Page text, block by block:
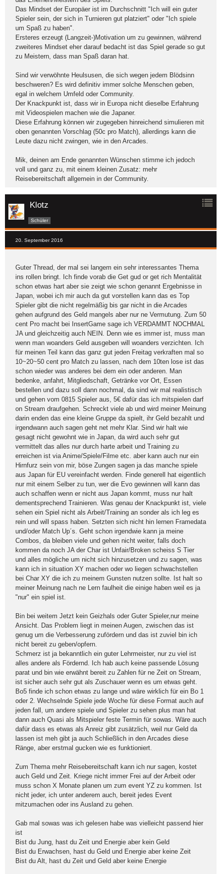
Das Mindset der Europäer ist im Durchschnitt "Ich will ein guter
Spieler sein, der sich in Turnieren gut platziert" oder "Ich spiele
um Spaß zu haben".
Ersteres erzeugt (Langzeit-)Motivation um zu gewinnen, während
zweiteres Mindset eher darauf bedacht ist das Spiel gerade so gut
zu Meistern, dass man Spaß daran hat.
Sind wir verwöhnte Heulsusen, die sich wegen jedem Blödsinn
beschweren? Es wird definitiv immer solche Menschen geben,
egal in welchem Umfeld oder Community.
Der Knackpunkt ist, dass wir in Europa nicht dieselbe Erfahrung
mit Videospielen machen wie die Japaner.
Diese Erfahrung können wir zugegeben hinreichend simulieren mit
oben genannten Vorschlag (50c pro Match), allerdings kann die
Leute dazu nicht zwingen, wie in den Arcades.
Mik, deinen am Ende genannten Wünschen stimme ich jedoch
voll und ganz zu, mit einem kleinen Zusatz: mehr
Reisebereitschaft allgemein in der Community.
Klotz
Schüler
20. September 2016
Guter Thread, der mal sei langem ein sehr interessantes Thema
ins rollen bringt. Ich finde vorab die Get gud or get rich Mentalität
schon etwas hart aber sie zeigt wie schon genannt Ergebnisse in
Japan, wobei ich mir auch da gut vorstellen kann das es Top
Spieler gibt die nicht regelmäßig bis gar nicht in die Arcades
gehen aufgrund des Geld mangels aber nur ne Vermutung. Zum 50
cent Pro macht bei InsertGame sage ich VERDAMMT NOCHMAL
JA und gleichzeitig auch NEIN. Denn wie es immer ist, muss man
wenn man woanders Geld ausgeben will woanders verzichten. Ich
für meinen Teil kann das ganz gut jeden Freitag verkraften mal so
10~20~50 cent pro Match zu lassen, nach dem 10ten lose ist das
schon wieder was anderes bei dem ein oder anderen. Man
bedenke, anfahrt, Mitgliedschaft, Getränke vor Ort, Essen
bestellen und dazu soll dann nochmal, da sind wir mal realistisch
und gehen vom 0815 Spieler aus, 5€ dafür das ich mitspielen darf
on Stream draufgehen. Schreckt viele ab und wird meiner Meinung
darin enden das eine kleine Gruppe da spielt, ihr Geld bezahlt und
irgendwann auch sagen geht net mehr Klar. Sind wir halt wie
gesagt nicht gewohnt wie in Japan, da wird auch sehr gut
vermittelt das alles nur durch harte arbeit und Training zu
erreichen ist via Anime/Spiele/Filme etc. aber kann auch nur ein
Hirnfurz sein von mir, böse Zungen sagen ja das manche spiele
aus Japan für EU vereinfacht werden. Finde generell hat eigentlich
nur mit einem Selber zu tun, wer die Evo gewinnen will kann das
auch schaffen wenn er nicht aus Japan kommt, muss nur halt
dementsprechend Trainieren. Was genau der Knackpunkt ist, viele
sehen ein Spiel nicht als Arbeit/Training an sonder als ich leg es
rein und will spass haben. Setzten sich nicht hin lernen Framedata
und/oder Match Up´s. Geht schon irgendwie kann ja meine
Combos, da bleiben viele und gehen nicht weiter, falls doch
kommen da noch JA der Char ist Unfair/Broken scheiss S Tier
und alles mögliche um nicht sich hinzusetzen und zu sagen, was
kann ich in situation XY machen oder wo liegen schwachstellen
bei Char XY die ich zu meinem Gunsten nutzen sollte. Ist halt so
meiner Meinung nach ne Lern faulheit die einige haben weil es ja
"nur" ein spiel ist.
Bin bei weitem Jetzt kein Geizhals oder Guter Spieler,nur meine
Ansicht. Das Problem liegt in meinen Augen, zwischen das ist
genug um die Verbesserung zufördern und das ist zuviel bin ich
nicht bereit zu geben/opfern.
Schmerz ist ja bekanntlich ein guter Lehrmeister, nur zu viel ist
alles andere als Fördernd. Ich hab auch keine passende Lösung
parat und bin wie erwähnt bereit zu Zahlen für ne Zeit on Stream,
ist sicher auch sehr gut als Zuschauer wenn es um etwas geht.
Bo5 finde ich schon etwas zu lange und wäre wirklich für ein Bo 1
oder 2. Wechselnde Spiele jede Woche für diese Format auch auf
jeden fall, um andere spiele und Spieler zu sehen plus man hat
dann auch Quasi als Mitspieler feste Termin für sowas. Wäre auch
dafür dass es etwas als Anreiz gibt zusätzlich, weil nur Geld da
lassen ist meh gibt ja auch Schließlich in den Arcades diese
Ränge, aber erstmal gucken wie es funktioniert.
Zum Thema mehr Reisebereitschaft kann ich nur sagen, kostet
auch Geld und Zeit. Kriege nicht immer Frei auf der Arbeit oder
muss schon X Monate planen um zum event YZ zu kommen. Ist
nicht jeder, ich unter anderem auch, bereit jedes Event
mitzumachen oder ins Ausland zu gehen.
Gab mal sowas was ich gelesen habe was vielleicht passend hier
ist
Bist du Jung, hast du Zeit und Energie aber kein Geld
Bist du Erwachsen, hast du Geld und Energie aber keine Zeit
Bist du Alt, hast du Zeit und Geld aber keine Energie